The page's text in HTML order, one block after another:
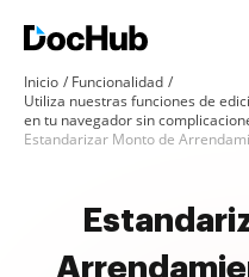
Inicio
Funcionalidad
Utiliza nuestras funciones de
en tu navegador sin
Estandarizar Monto de